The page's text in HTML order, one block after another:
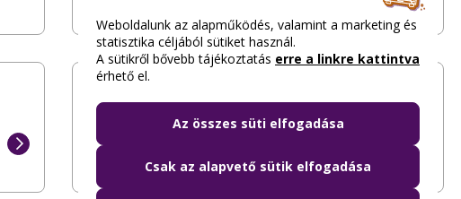
Dokumentumok, közbeszerzés, közérdekű
adatok
Itt találod a felújításhoz kapcsolódó közbeszerzési
dokumentumokat, közérdekű adatokat
Weboldalunk az alapműködés, valamint a marketing és
statisztika céljából sütiket használ.
A sütikről bővebb tájékoztatás erre a linkre kattintva
érhető el.
Az összes süti elfogadása
Csak az alapvető sütik elfogadása